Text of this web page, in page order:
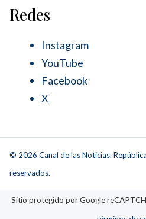
Redes
Instagram
YouTube
Facebook
X
© 2026 Canal de las Noticias.
reservados.
Sitio protegido por Google